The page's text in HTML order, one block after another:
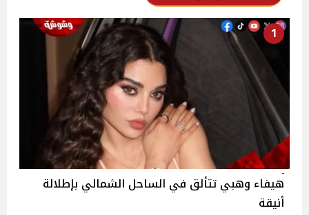
1
هيفاء وهبي تتألق في الساحل الشمالي بإطلالة
أنيقة